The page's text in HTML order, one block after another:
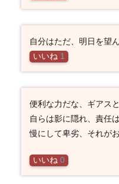
自分はただ、明日を望
いいね 1
便利な力だな、ギアス
自らは影に隠れ、責任
慢にして卑劣、それが
いいね 0